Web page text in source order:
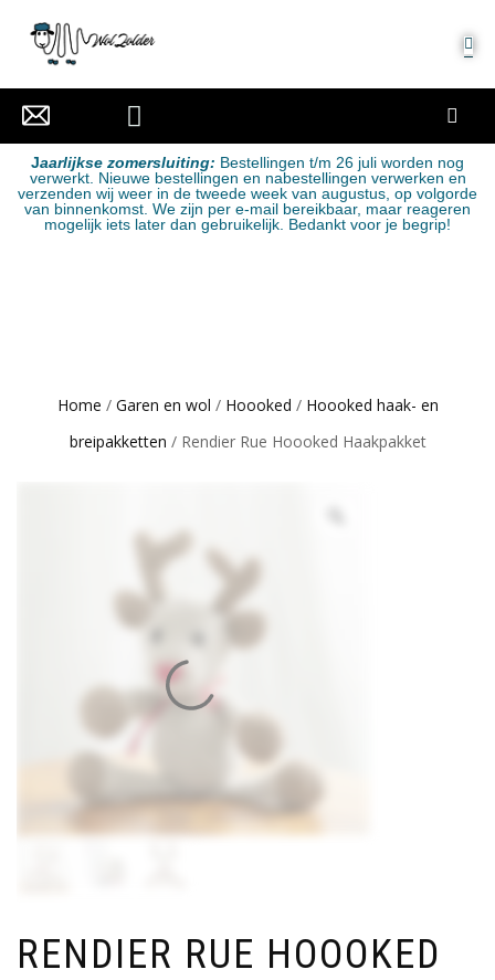
Jaarlijkse zomersluiting: Bestellingen t/m 26 juli worden nog
verwerkt. Nieuwe bestellingen en nabestellingen verwerken en
verzenden wij weer in de tweede week van augustus, op volgorde
van binnenkomst. We zijn per e-mail bereikbaar, maar reageren
mogelijk iets later dan gebruikelijk. Bedankt voor je begrip!
Home / Garen en wol / Hoooked / Hoooked haak- en
breipakketten / Rendier Rue Hoooked Haakpakket
RENDIER RUE HOOOKED